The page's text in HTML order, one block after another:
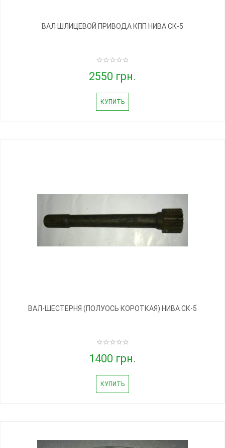
ВАЛ ШЛИЦЕВОЙ ПРИВОДА КПП НИВА СК-5
2550 грн.
КУПИТЬ
ВАЛ-ШЕСТЕРНЯ (ПОЛУОСЬ КОРОТКАЯ) НИВА СК-5
1400 грн.
КУПИТЬ